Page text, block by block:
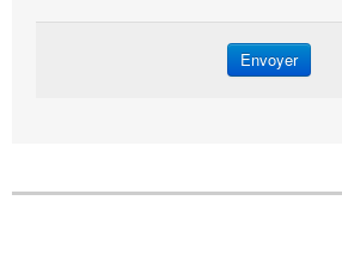
Envoyer